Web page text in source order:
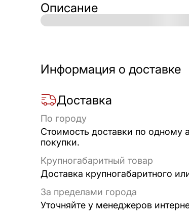
Описание
Информация о доставке
Доставка
По городу
Стоимость доставки по
покупки.
Крупногабаритный товар
Доставка крупногабаритного
За пределами города
Уточняйте у менеджеров